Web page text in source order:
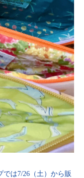
は7/26（土）から販